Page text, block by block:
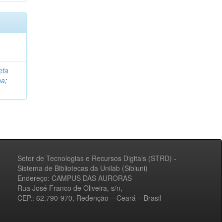
;
Setor de Tecnologias e Recursos Digitais (STRD) -
Sistema de Bibliotecas da Unilab (Sibiuni)
Endereço: CAMPUS DAS AURORAS
Rua José Franco de Oliveira, s/n,
CEP.: 62.790-970, Redenção – Ceará – Brasil